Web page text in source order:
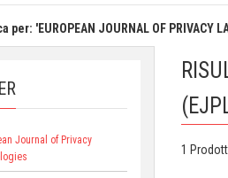
per: 'EUROPEAN JOURNAL OF PRIVACY
Journal of Privacy
1